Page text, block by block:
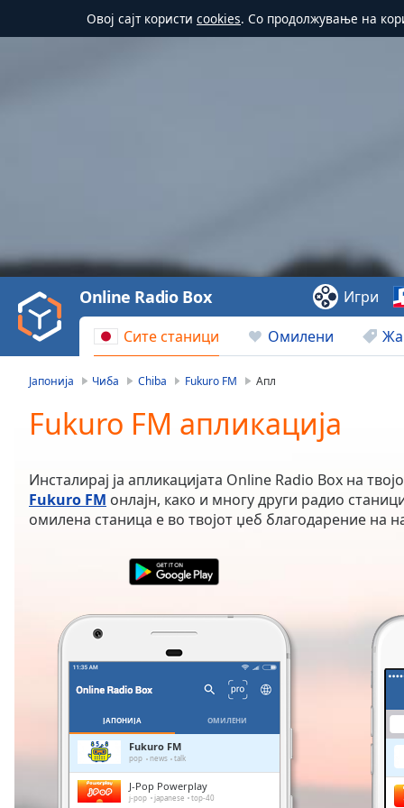
Овој сајт користи cookies. Со продолжување на
Play
Video
Play
Backward
Skip
Mute
Current
Time0:00
Duration
Loaded:
0.00%
Remaining
Сите станици Омилени
Online Radio Box Игри
Јапонија Чиба Chiba Fukuro FM Апл
Fukuro FM апликација
Инсталирај ја апликацијата Online Radio Box на
Fukuro FM онлајн, како и многу други радио
омилена станица е во твојот џеб благодарение на
ЈАПОНИЈА ОМИЛЕНИ
Fukuro FM
pop news talk
J-Pop Powerplay
j-pop japanese top-40